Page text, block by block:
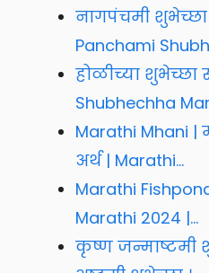
नागपंचमी
Panchami
होळीच्या शुभेच्छा
Shubhechha
Marathi Mhani |
अर्थ | Marathi…
Marathi
Marathi 2024 |…
कृष्ण जन्माष्टमी